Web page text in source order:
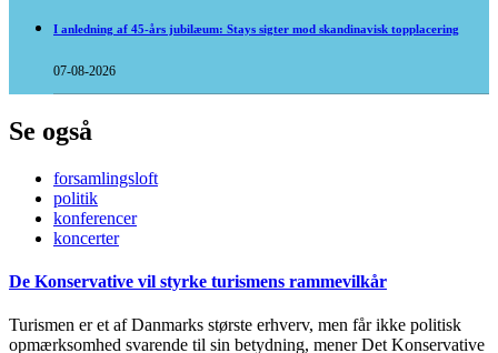
I anledning af 45-års jubilæum: Stays sigter mod skandinavisk topplacering
07-08-2026
Se også
forsamlingsloft
politik
konferencer
koncerter
De Konservative vil styrke turismens rammevilkår
Turismen er et af Danmarks største erhverv, men får ikke politisk
opmærksomhed svarende til sin betydning, mener Det Konservative